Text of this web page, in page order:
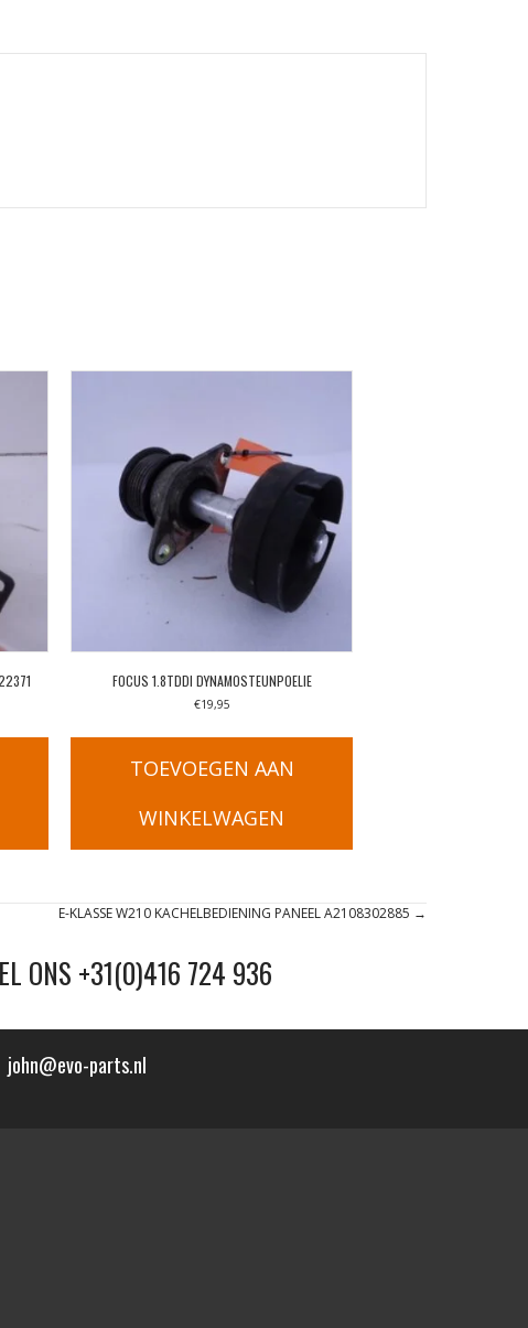
FOCUS 1.8TDDI DYNAMOSTEUNPOELIE
€19,95
TOEVOEGEN AAN
WINKELWAGEN
E-KLASSE W210 KACHELBEDIENING PANEEL A2108302885 →
ONS +31(0)416 724 936
john@evo-parts.nl